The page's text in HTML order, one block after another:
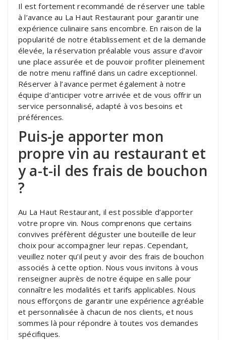
Il est fortement recommandé de réserver une table
à l’avance au La Haut Restaurant pour garantir une
expérience culinaire sans encombre. En raison de la
popularité de notre établissement et de la demande
élevée, la réservation préalable vous assure d’avoir
une place assurée et de pouvoir profiter pleinement
de notre menu raffiné dans un cadre exceptionnel.
Réserver à l’avance permet également à notre
équipe d’anticiper votre arrivée et de vous offrir un
service personnalisé, adapté à vos besoins et
préférences.
Puis-je apporter mon
propre vin au restaurant et
y a-t-il des frais de bouchon
?
Au La Haut Restaurant, il est possible d’apporter
votre propre vin. Nous comprenons que certains
convives préfèrent déguster une bouteille de leur
choix pour accompagner leur repas. Cependant,
veuillez noter qu’il peut y avoir des frais de bouchon
associés à cette option. Nous vous invitons à vous
renseigner auprès de notre équipe en salle pour
connaître les modalités et tarifs applicables. Nous
nous efforçons de garantir une expérience agréable
et personnalisée à chacun de nos clients, et nous
sommes là pour répondre à toutes vos demandes
spécifiques.